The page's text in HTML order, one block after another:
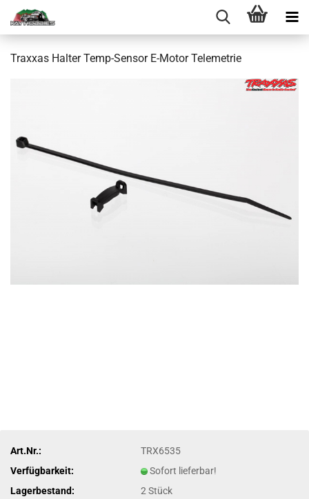
Traxxas Halter Temp-Sensor E-Motor Telemetrie
Art.Nr.:
TRX6535
Verfügbarkeit:
Sofort lieferbar!
Lagerbestand:
2Stück